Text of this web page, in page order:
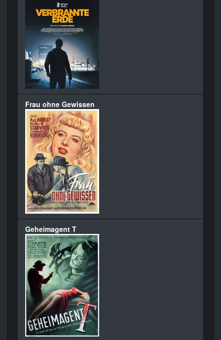
Frau ohne Gewissen
Geheimagent T